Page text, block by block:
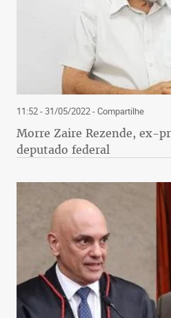
11:52 - 31/05/2022- Compartilhe
Morre Zaire Rezende, ex-
deputado federal